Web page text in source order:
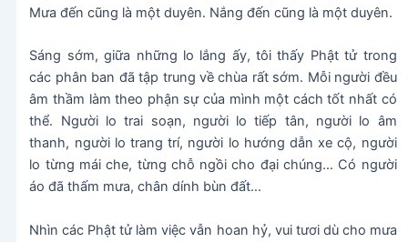
Mưa đến cũng là một duyên. Nắng đến cũng là một duyên.
Sáng sớm, giữa những lo lắng ấy, tôi thấy Phật tử trong
các phân ban đã tập trung về chùa rất sớm. Mỗi người đều
âm thầm làm theo phận sự của mình một cách tốt nhất có
thể. Người lo trai soạn, người lo tiếp tân, người lo âm
thanh, người lo trang trí, người lo hướng dẫn xe cộ, người
lo từng mái che, từng chỗ ngồi cho đại chúng… Có người
áo đã thấm mưa, chân dính bùn đất…
Nhìn các Phật tử làm việc vẫn hoan hỷ, vui tươi dù cho mưa